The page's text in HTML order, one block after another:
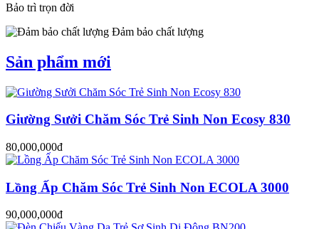
Bảo trì trọn đời
Đảm bảo chất lượng
Sản phẩm mới
Giường Sưởi Chăm Sóc Trẻ Sinh Non Ecosy 830
80,000,000đ
Lồng Ấp Chăm Sóc Trẻ Sinh Non ECOLA 3000
90,000,000đ